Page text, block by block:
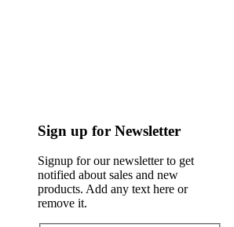
Sign up for Newsletter
Signup for our newsletter to get
notified about sales and new
products. Add any text here or
remove it.